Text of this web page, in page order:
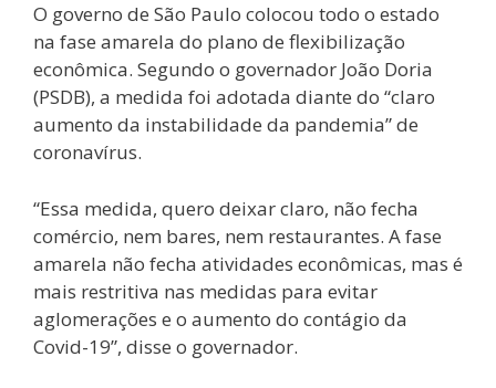
O governo de São Paulo colocou todo o estado
na fase amarela do plano de flexibilização
econômica. Segundo o governador João Doria
(PSDB), a medida foi adotada diante do “claro
aumento da instabilidade da pandemia” de
coronavírus.
“Essa medida, quero deixar claro, não fecha
comércio, nem bares, nem restaurantes. A fase
amarela não fecha atividades econômicas, mas é
mais restritiva nas medidas para evitar
aglomerações e o aumento do contágio da
Covid-19”, disse o governador.